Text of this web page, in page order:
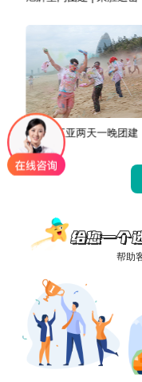
罗氏 | 三亚两天一晚团建
帮助